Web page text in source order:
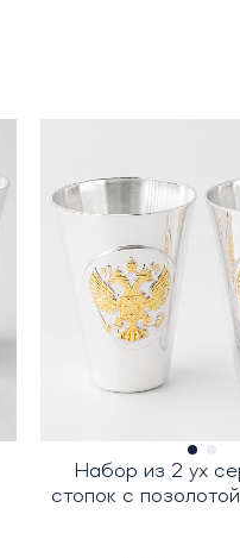
Набор из 2 ух
стопок с